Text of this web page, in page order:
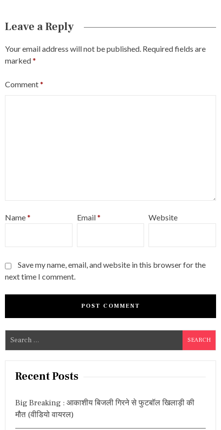
Leave a Reply
Your email address will not be published. Required fields are
marked*
Comment*
Name* Email* Website
Save my name, email, and website in this browser for the
next time I comment.
e
a
Recent Posts
Big Breaking : आकाशीय बिजली गिरने से फुटबॉल खिलाड़ी की
मौत (वीडियो वायरल)